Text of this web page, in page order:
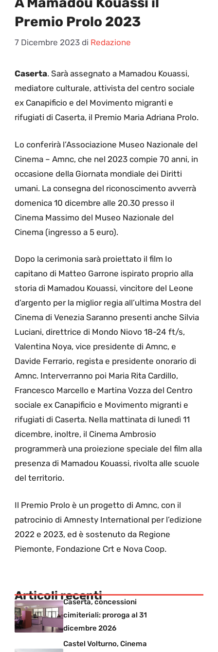
Premio Prolo 2023
7 Dicembre 2023 di Redazione
Caserta. Sarà assegnato a Mamadou Kouassi,
mediatore culturale, attivista del centro sociale
ex Canapificio e del Movimento migranti e
rifugiati di Caserta, il Premio Maria Adriana Prolo.
Lo conferirà l’Associazione Museo Nazionale del
Cinema – Amnc, che nel 2023 compie 70 anni, in
occasione della Giornata mondiale dei Diritti
umani. La consegna del riconoscimento avverrà
domenica 10 dicembre alle 20.30 presso il
Cinema Massimo del Museo Nazionale del
Cinema (ingresso a 5 euro).
Dopo la cerimonia sarà proiettato il film Io
capitano di Matteo Garrone ispirato proprio alla
storia di Mamadou Kouassi, vincitore del Leone
d’argento per la miglior regia all’ultima Mostra del
Cinema di Venezia Saranno presenti anche Silvia
Luciani, direttrice di Mondo Niovo 18-24 ft/s,
Valentina Noya, vice presidente di Amnc, e
Davide Ferrario, regista e presidente onorario di
Amnc. Interverranno poi Maria Rita Cardillo,
Francesco Marcello e Martina Vozza del Centro
sociale ex Canapificio e Movimento migranti e
rifugiati di Caserta. Nella mattinata di lunedì 11
dicembre, inoltre, il Cinema Ambrosio
programmerà una proiezione speciale del film alla
presenza di Mamadou Kouassi, rivolta alle scuole
del territorio.
Il Premio Prolo è un progetto di Amnc, con il
patrocinio di Amnesty International per l’edizione
2022 e 2023, ed è sostenuto da Regione
Piemonte, Fondazione Crt e Nova Coop.
Articoli recenti
Caserta, concessioni
cimiteriali: proroga al 31
dicembre 2026
Castel Volturno, Cinema